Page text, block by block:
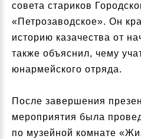
совета стариков
«Петрозаводское». Он
историю казачества от
также объяснил, чему
юнармейского отряда.
После завершения
мероприятия была
по музейной комнате